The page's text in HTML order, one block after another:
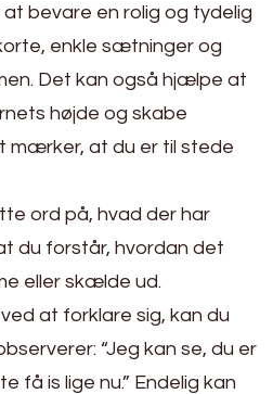
bevare en rolig og tydelig
enkle sætninger og
Det kan også hjælpe at
højde og skabe
mærker, at du er til stede
ord på, hvad der har
du forstår, hvordan det
eller skælde ud.
at forklare sig, kan du
“Jeg kan se, du er
få is lige nu.” Endelig kan